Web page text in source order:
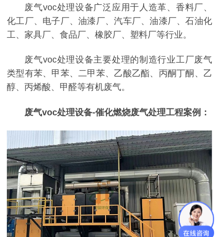
废气voc处理设备广泛应用于人造革、香料厂、
化工厂、电子厂、油漆厂、汽车厂、油漆厂、石油化
工、家具厂、食品厂、橡胶厂、塑料厂等行业。
废气voc处理设备主要处理的制造行业工厂废气
类型有苯、甲苯、二甲苯、乙酸乙酯、丙酮丁酮、乙
醇、丙烯酸、甲醛等有机废气。
废气voc处理设备-催化燃烧废气处理工程案例：